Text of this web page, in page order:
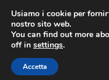
contenuto
Usiamo i cookie per
nostro sito web.
You can find out more
off in settings.
Accetta